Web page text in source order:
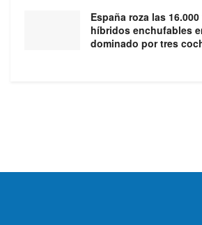
España roza las
híbridos enchufables
dominado por tres